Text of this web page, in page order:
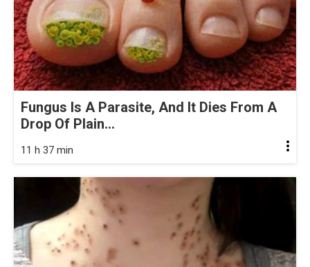
Fungus Is A Parasite, And It Dies From A
Drop Of Plain...
11 h 37 min